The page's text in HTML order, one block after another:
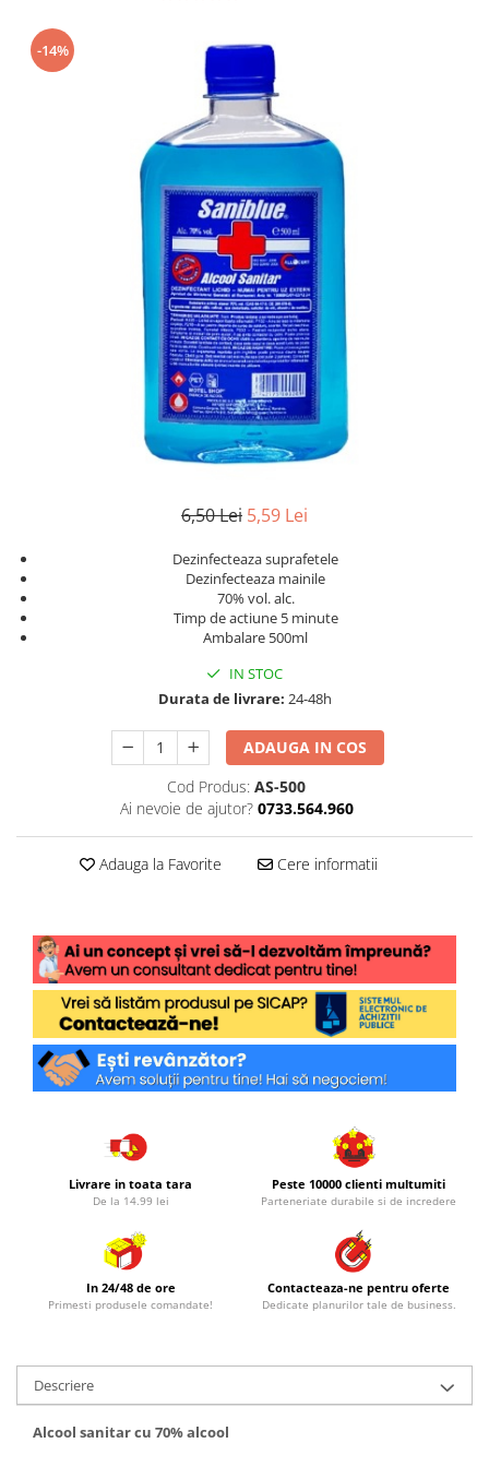
Intretinere masina de spalat
Insecticide si Capcane
Solutii desfundat tevi
-14%
6,50 Lei 5,59 Lei
Dezinfecteaza suprafetele
Dezinfecteaza mainile
70% vol. alc.
Timp de actiune 5 minute
Ambalare 500ml
IN STOC
Durata de livrare: 24-48h
ADAUGA IN COS
Cod Produs: AS-500
Ai nevoie de ajutor? 0733.564.960
Adauga la Favorite Cere informatii
Livrare in toata tara
De la 14.99 lei
Peste 10000 clienti multumiti
Parteneriate durabile si de incredere
In 24/48 de ore
Primesti produsele comandate!
Contacteaza-ne pentru oferte
Dedicate planurilor tale de business.
Descriere
Alcool sanitar cu 70% alcool